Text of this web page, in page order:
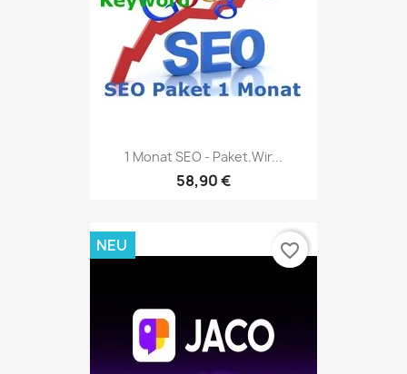
1 Monat SEO - Paket.Wir...
58,90 €
NEU favorite_border